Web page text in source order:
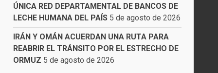
ÚNICA RED DEPARTAMENTAL DE BANCOS DE
LECHE HUMANA DEL PAÍS 5 de agosto de 2026
IRÁN Y OMÁN ACUERDAN UNA RUTA PARA
REABRIR EL TRÁNSITO POR EL ESTRECHO DE
ORMUZ 5 de agosto de 2026